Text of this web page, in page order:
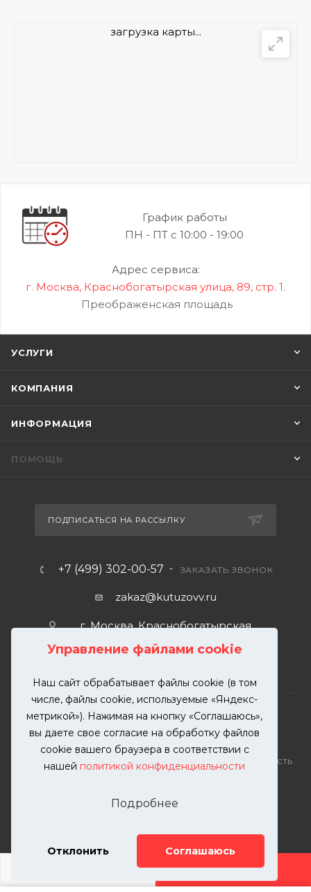
Управление файлами cookie
Наш сайт обрабатывает файлы cookie (в том
числе, файлы cookie, используемые «Яндекс-
метрикой»). Нажимая на кнопку «Соглашаюсь»,
вы даете свое согласие на обработку файлов
cookie вашего браузера в соответствии с
нашей политикой конфиденциальности
Подробнее
Отклонить Соглашаюсь
ДОБАВИТЬ УСЛУГУ
загрузка карты...
График работы
ПН - ПТ с 10:00 - 19:00
Адрес сервиса:
г. Москва, Краснобогатырская улица, 89, стр. 1.
Преображенская площадь
УСЛУГИ
КОМПАНИЯ
ИНФОРМАЦИЯ
ПОМОЩЬ
ПОДПИСАТЬСЯ НА РАССЫЛКУ
+7 (499) 302-00-57 ЗАКАЗАТЬ ЗВОНОК
zakaz@kutuzovv.ru
г. Москва, Краснобогатырская
2026 © KUTUZOVV | Кузовной ремонт и покраска
автомобилей. Вся информация на сайте – собственность
разрешения запрещена. Все права защищены.
Телефон: 8(499)-302-00-57